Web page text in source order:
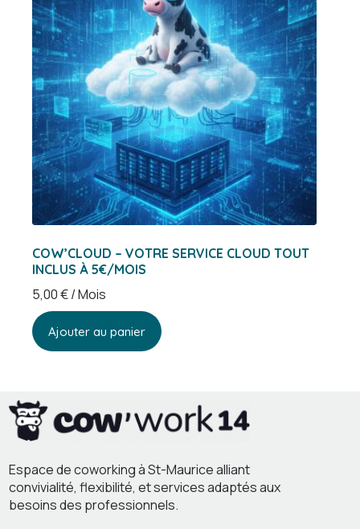
COW’CLOUD – VOTRE SERVICE CLOUD TOUT
INCLUS À 5€/MOIS
5,00€/ Mois
Ajouter au panier
Espace de coworking à St-Maurice alliant
convivialité, flexibilité, et services adaptés aux
besoins des professionnels.